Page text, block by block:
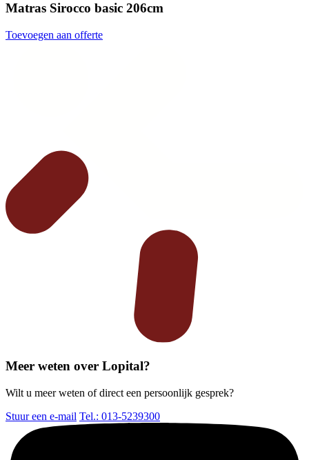
Matras Sirocco basic 206cm
Toevoegen aan offerte
Meer weten over Lopital?
Wilt u meer weten of direct een persoonlijk gesprek?
Stuur een e-mail Tel.: 013-5239300